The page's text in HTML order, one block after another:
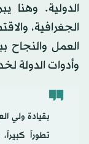
الدولية. وهنا
الجغرافية،
العمل
وأدوات الدولة
بقيادة ولي
تطوراً